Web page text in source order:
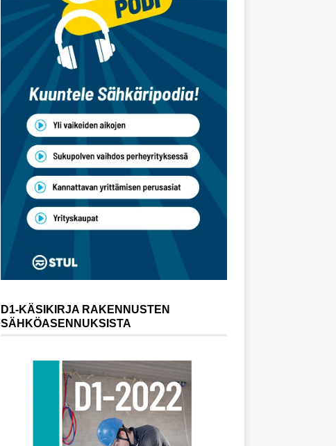
D1-KÄSIKIRJA RAKENNUSTEN
SÄHKÖASENNUKSISTA